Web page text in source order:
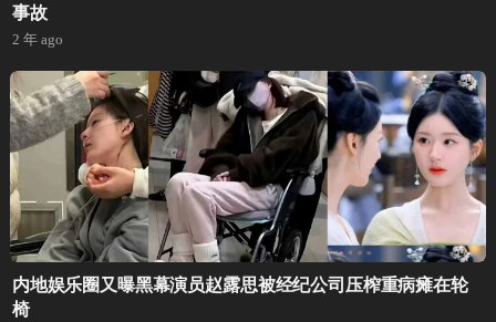
事故
2 年 ago
内地娱乐圈又曝黑幕演员赵露思被经纪公司压榨重病瘫在轮
椅